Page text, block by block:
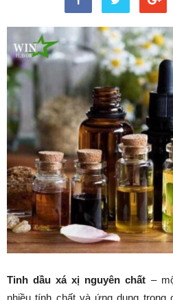
Tinh dầu xá xị nguyên chất –